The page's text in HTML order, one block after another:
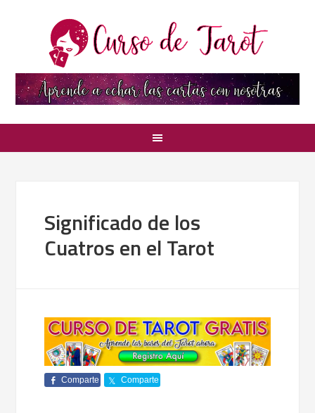
Significado de los
Cuatros en el Tarot
Comparte Comparte